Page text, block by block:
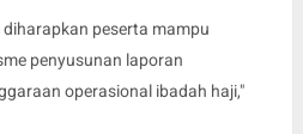
diharapkan peserta mampu
penyusunan laporan
operasional ibadah haji,"